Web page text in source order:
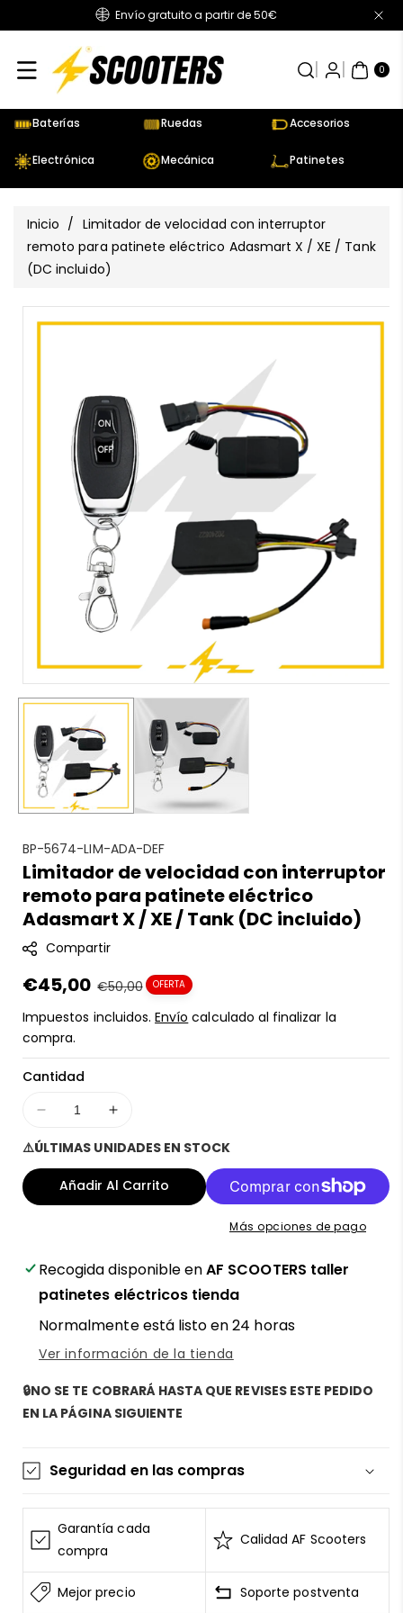
Envío gratuito a partir de 50€
0
AR
TÍC
UL
Baterías Ruedas Accesorios
Electrónica Mecánica Patinetes
Inicio / Limitador de velocidad con interruptor
remoto para patinete eléctrico Adasmart X / XE / Tank
(DC incluido)
A La
S
K
U
:
BP-5674-LIM-ADA-DEF
Limitador de velocidad con interruptor
remoto para patinete eléctrico
Adasmart X / XE / Tank (DC incluido)
Compartir
Precio
en
oferta
€45,00 Precio
regular
€50,00 OFERTA
Impuestos incluidos.Envío calculado al finalizar la
compra.
Cantidad
Disminuir
cantidad
para
Limitador
remoto
para
patinete
eléctrico
Adasmart
X
/
XE
/
incluido)
Aumentar
para
Limitador
de
remoto
para
eléctrico
Adasmart
X
/
XE
/
incluido)
⚠️ÚLTIMAS UNIDADES EN STOCK
Añadir Al Carrito
Más opciones de pago
Recogida disponible enAF SCOOTERS taller
patinetes eléctricos tienda
Normalmente está listo en 24 horas
Ver información de la tienda
🔒NO SE TE COBRARÁ HASTA QUE REVISES ESTE PEDIDO
EN LA PÁGINA SIGUIENTE
Seguridad en las compras
La información de las tarjetas se mantiene
segura y sin riesgos
AF SCOOTERS
sigue el Estándar de Seguridad de
Datos para la Industria de Tarjeta de Pago
Todos los datos están cifrados
Garantía cada
compra
Calidad AF Scooters
Mejor precio Soporte postventa